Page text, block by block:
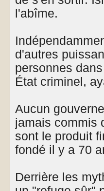
l'abîme.
d'autres
personnes
État criminel,
Aucun
jamais commis
sont le produit
fondé il y a 70
Derrière les